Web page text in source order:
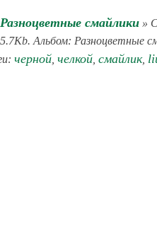
Разноцветные смайлики »
Альбом: Разноцветные
черной, челкой, смайлик,